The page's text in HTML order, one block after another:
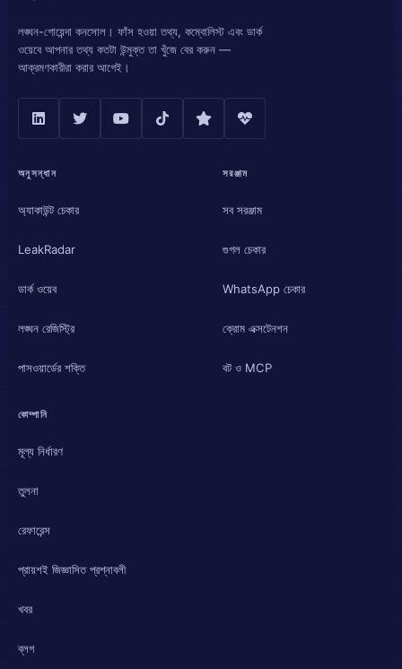
লঙ্ঘন-গোয়েন্দা কনসোল। ফাঁস হওয়া তথ্য, কম্বোলিস্ট এবং ডার্ক
ওয়েবে আপনার তথ্য কতটা উন্মুক্ত তা খুঁজে বের করুন —
আক্রমণকারীরা করার আগেই।
অনুসন্ধান
অ্যাকাউন্ট চেকার
LeakRadar
ডার্ক ওয়েব
লঙ্ঘন রেজিস্ট্রি
পাসওয়ার্ডের শক্তি
সরঞ্জাম
সব সরঞ্জাম
গুগল চেকার
WhatsApp চেকার
ক্রোম এক্সটেনশন
বট ও MCP
কোম্পানি
মূল্য নির্ধারণ
তুলনা
রেফারেন্স
প্রায়শই জিজ্ঞাসিত প্রশ্নাবলী
খবর
ব্লগ